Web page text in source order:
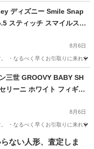
ディズニー Smile Snap
スティッチ スマイルスナ
8月6日
・なるべく早くお引取りに来れ
三世 GROOVY BABY SH
リーニ ホワイト フィギュ
8月6日
・なるべく早くお引取りに来れ
ない人形、査定しま